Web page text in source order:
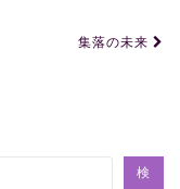
集落の未来
検